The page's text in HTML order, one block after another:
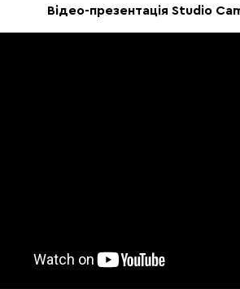
Відео-презентація Studio